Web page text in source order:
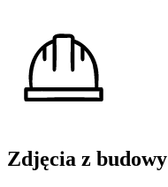
Zdjęcia z budowy